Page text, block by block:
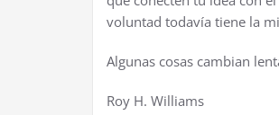
voluntad todavía tiene la
Algunas cosas cambian
Roy H. Williams